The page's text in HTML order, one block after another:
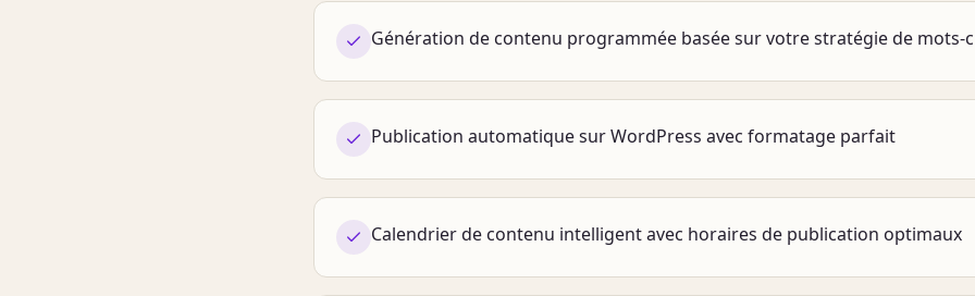
Génération de contenu programmée basée sur votre stratégie de mots-
Publication automatique sur WordPress avec formatage parfait
Calendrier de contenu intelligent avec horaires de publication optimaux